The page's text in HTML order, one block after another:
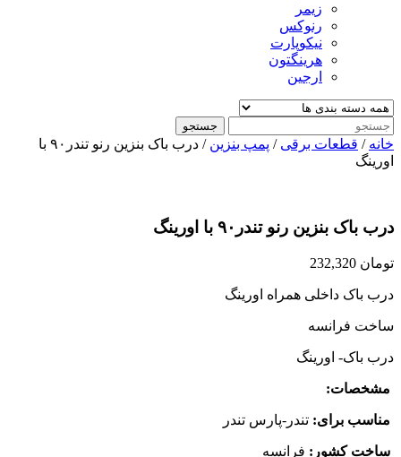
زیمر
رنوکس
نیکوپارت
هرینگتون
ارجین
جستجو
خانه / قطعات برقی / پمپ بنزین
/ درب باک بنزین رنو تندر۹۰ با
اورینگ
درب باک بنزین رنو تندر۹۰ با اورینگ
تومان
درب باک داخلی همراه اورینگ
ساخت فرانسه
درب باک- اورینگ
مشخصات:
مناسب برای: تندر-پارس تندر
ساخت کشور: فرانسه